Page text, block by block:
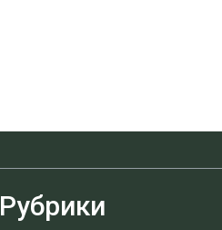
Рубрики